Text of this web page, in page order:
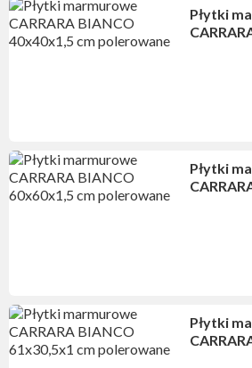
Oferujemy:
blaty łazienkowe i kuchenne
blaty na stoły, stoliki i konsole
płyty i płytki polerowane,
płomieniowane
Płytki
Płytki
Płytki